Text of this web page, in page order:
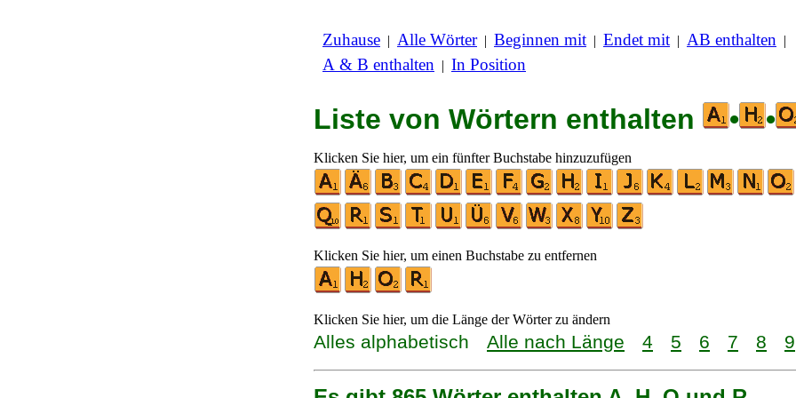
Zuhause | Alle Wörter| Beginnen mit | Endet mit | AB enthalten |
A & B enthalten | In Position
Liste von Wörtern enthalten • •
Klicken Sie hier, um ein fünfter Buchstabe hinzuzufügen
Klicken Sie hier, um einen Buchstabe zu entfernen
Klicken Sie hier, um die Länge der Wörter zu ändern
Alles alphabetisch Alle nach Länge 4 5 6 7 8 9